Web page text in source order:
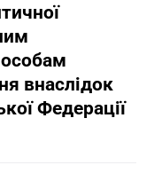
внаслідок
Федерації